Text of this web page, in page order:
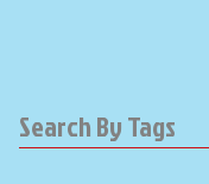
Search By Tags